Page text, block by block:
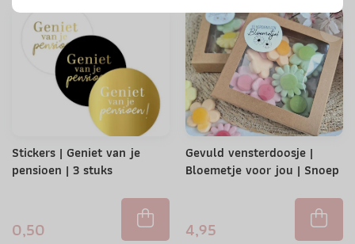
Stickers | Geniet van je
pensioen | 3 stuks
0,50
Gevuld vensterdoosje |
Bloemetje voor jou | Snoep
4,95